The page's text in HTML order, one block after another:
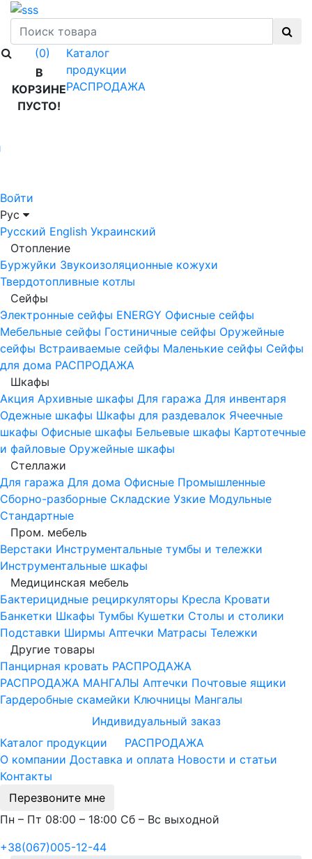
(0)
В
КОРЗИНЕ
ПУСТО!
Каталог
продукции
РАСПРОДАЖА
Войти
Рус
Русский English Украинский
Отопление
Буржуйки Звукоизоляционные кожухи
Твердотопливные котлы
Сейфы
Электронные сейфы ENERGY Офисные сейфы
Мебельные сейфы Гостиничные сейфы Оружейные
сейфы Встраиваемые сейфы Маленькие сейфы Сейфы
для дома РАСПРОДАЖА
Шкафы
Акция Архивные шкафы Для гаража Для инвентаря
Одежные шкафы Шкафы для раздевалок Ячеечные
шкафы Офисные шкафы Бельевые шкафы Картотечные
и файловые Оружейные шкафы
Стеллажи
Для гаража Для дома Офисные Промышленные
Сборно-разборные Складские Узкие Модульные
Стандартные
Пром. мебель
Верстаки Инструментальные тумбы и тележки
Инструментальные шкафы
Медицинская мебель
Бактерицидные рециркуляторы Кресла Кровати
Банкетки Шкафы Тумбы Кушетки Столы и столики
Подставки Ширмы Аптечки Матрасы Тележки
Другие товары
Панцирная кровать РАСПРОДАЖА
РАСПРОДАЖА МАНГАЛЫ Аптечки Почтовые ящики
Гардеробные скамейки Ключницы Мангалы
Индивидуальный заказ
Каталог продукции
РАСПРОДАЖА
О компании Доставка и оплата Новости и статьи
Контакты
Перезвоните мне
Пн – Пт 08:00 – 18:00 Сб – Вс выходной
+38(067)005-12-44